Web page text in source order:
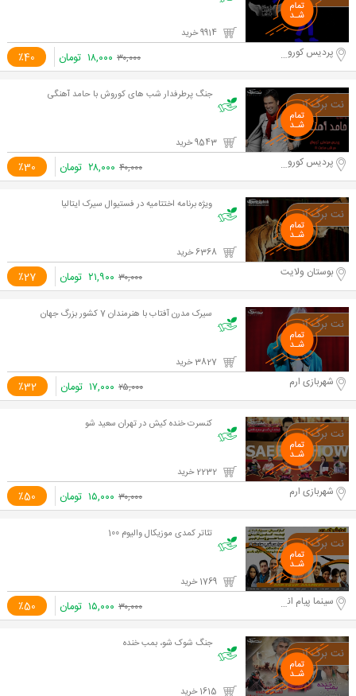
٪40 پردیس کوروش ۳۰,۰۰۰ ۱۸,۰۰۰ تومان
جنگ پرطرفدار شب های کوروش با حامد آهنگی
٪30 پردیس کوروش ۴۰,۰۰۰ ۲۸,۰۰۰ تومان
ویژه برنامه اختتامیه در فستیوال سیرک ایتالیا
٪27 بوستان ولایت ۳۰,۰۰۰ ۲۱,۹۰۰ تومان
سیرک مدرن آفتاب با هنرمندان 7 کشور بزرگ جهان
٪32 شهربازی ارم ۲۵,۰۰۰ ۱۷,۰۰۰ تومان
كنسرت خنده كيش در تهران سعيد شو
٪50 شهربازی ارم ۳۰,۰۰۰ ۱۵,۰۰۰ تومان
تئاتر کمدی موزیکال والیوم 100
٪50 سینما پیام انقلاب ۳۰,۰۰۰ ۱۵,۰۰۰ تومان
جنگ شوک شو، بمب خنده